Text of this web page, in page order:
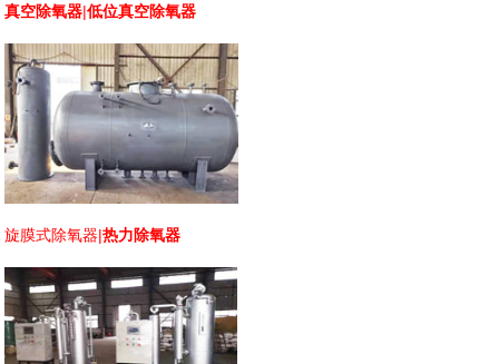
真空除氧器|低位真空除氧器
旋膜式除氧器|热力除氧器